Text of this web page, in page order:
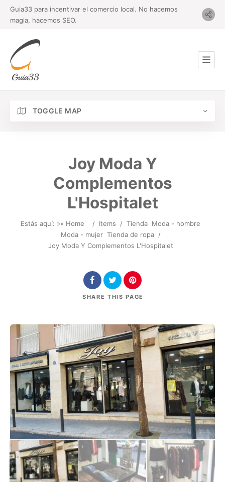
Guia33 para incentivar el comercio local. No hacemos
magia, hacemos SEO.
TOGGLE MAP
Joy Moda Y
Complementos
L'Hospitalet
Estás aquí: »» Home / Items / Tienda Moda - hombre
Moda - mujer Tienda de ropa /
Joy Moda Y Complementos L'Hospitalet
SHARE THIS PAGE